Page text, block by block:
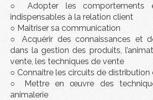
○ Adopter les comportements
indispensables à la relation client
○ Maîtriser sa communication
○Acquérir des connaissances et
dans la gestion des produits,
vente, les techniques de vente
○ Connaitre les circuits de distribution
○ Mettre en œuvre des
animalerie